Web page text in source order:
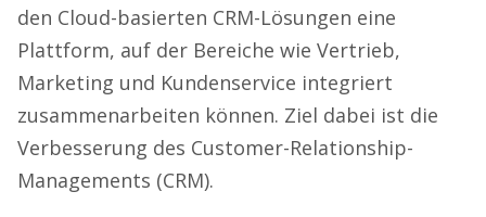
den Cloud-basierten CRM-Lösungen eine
Plattform, auf der Bereiche wie Vertrieb,
Marketing und Kundenservice integriert
zusammenarbeiten können. Ziel dabei ist die
Verbesserung des Customer-Relationship-
Managements (CRM).